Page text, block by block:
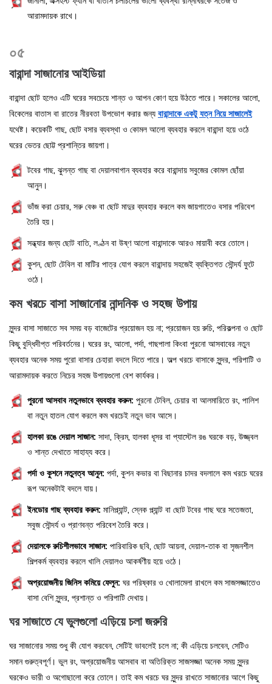
আরামদায়ক রাখে।
০৫
বারান্দা সাজানোর আইডিয়া
বারান্দা ছোট হলেও এটি ঘরের সবচেয়ে শান্ত ও আপন কোণ হয়ে উঠতে পারে। সকালের আলো,
বিকেলের বাতাস বা রাতের নীরবতা উপভোগ করার জন্য বারান্দাকে একটু যত্ন নিয়ে সাজালেই
যথেষ্ট। কয়েকটি গাছ, ছোট বসার ব্যবস্থা ও কোমল আলো ব্যবহার করলে বারান্দা হয়ে ওঠে
ঘরের ভেতর ছোট্ট প্রশান্তির জায়গা।
টবের গাছ, ঝুলন্ত গাছ বা দেয়ালবাগান ব্যবহার করে বারান্দায় সবুজের কোমল ছোঁয়া
আনুন।
ভাঁজ করা চেয়ার, সরু বেঞ্চ বা ছোট মাদুর ব্যবহার করলে কম জায়গাতেও বসার পরিবেশ
তৈরি হয়।
সন্ধ্যার জন্য ছোট বাতি, লণ্ঠন বা উষ্ণ আলো বারান্দাকে আরও মায়াবী করে তোলে।
কুশন, ছোট টেবিল বা মাটির পাত্র যোগ করলে বারান্দায় সহজেই ব্যক্তিগত সৌন্দর্য ফুটে
ওঠে।
কম খরচে বাসা সাজানোর নান্দনিক ও সহজ উপায়
সুন্দর বাসা সাজাতে সব সময় বড় বাজেটের প্রয়োজন হয় না; প্রয়োজন হয় রুচি, পরিকল্পনা ও ছোট
কিছু বুদ্ধিদীপ্ত পরিবর্তনের। ঘরের রং, আলো, পর্দা, গাছপালা কিংবা পুরনো আসবাবের নতুন
ব্যবহার অনেক সময় পুরো বাসার চেহারা বদলে দিতে পারে। অল্প খরচে বাসাকে সুন্দর, পরিপাটি ও
আরামদায়ক করতে নিচের সহজ উপায়গুলো বেশ কার্যকর।
পুরনো আসবাব নতুনভাবে ব্যবহার করুন: পুরনো টেবিল, চেয়ার বা আলমারিতে রং, পালিশ
বা নতুন হাতল যোগ করলে কম খরচেই নতুন ভাব আসে।
হালকা রঙে দেয়াল সাজান: সাদা, ক্রিম, হালকা ধূসর বা প্যাস্টেল রঙ ঘরকে বড়, উজ্জ্বল
ও শান্ত দেখাতে সাহায্য করে।
পর্দা ও কুশনে নতুনত্ব আনুন: পর্দা, কুশন কভার বা বিছানার চাদর বদলালে কম খরচে ঘরের
রূপ অনেকটাই বদলে যায়।
ইনডোর গাছ ব্যবহার করুন: মানিপ্ল্যান্ট, স্নেক প্ল্যান্ট বা ছোট টবের গাছ ঘরে সতেজতা,
সবুজ সৌন্দর্য ও প্রাণবন্ত পরিবেশ তৈরি করে।
দেয়ালকে রুচিশীলভাবে সাজান: পারিবারিক ছবি, ছোট আয়না, দেয়াল-তাক বা সৃজনশীল
শিল্পকর্ম ব্যবহার করলে খালি দেয়ালও আকর্ষণীয় হয়ে ওঠে।
অপ্রয়োজনীয় জিনিস কমিয়ে ফেলুন: ঘর পরিষ্কার ও খোলামেলা রাখলে কম সাজসজ্জাতেও
বাসা বেশি সুন্দর, প্রশান্ত ও পরিপাটি দেখায়।
ঘর সাজাতে যে ভুলগুলো এড়িয়ে চলা জরুরি
ঘর সাজানোর সময় শুধু কী যোগ করবেন, সেটিই ভাবলেই চলে না; কী এড়িয়ে চলবেন, সেটিও
সমান গুরুত্বপূর্ণ। ভুল রং, অপ্রয়োজনীয় আসবাব বা অতিরিক্ত সাজসজ্জা অনেক সময় সুন্দর
ঘরকেও ভারী ও অগোছালো করে তোলে। তাই কম খরচে ঘর সুন্দর রাখতে সাজানোর আগে কিছু